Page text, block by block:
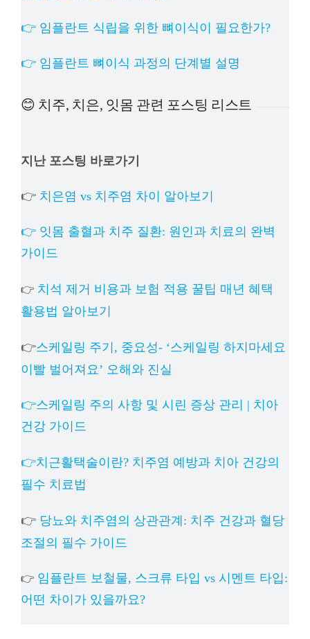
👉 임플란트 식립을 위한 뼈이식이 필요한가?
👉 임플란트 뼈이식 과정의 단계별 설명
😊 치주, 치은, 잇몸 관련 포스팅 리스트
지난 포스팅 바로가기
👉 치은염 vs 치주염 차이 알아보기
👉 잇몸 출혈과 치주 질환: 원인과 치료의 완벽
가이드
👉 치석 제거 비용과 보험 적용 꿀팁 매년 혜택
활용법 알아보기
👉스케일링 주기, 중요성- ‘스케일링 하지마세요
이빨 벌어져요’ 오해와 진실
👉스케일링 주의 사항 및 시린 증상 관리 | 치아
건강 가이드
👉치근활택술이란? 치주염 예방과 치아 건강의
필수 치료법
👉 당뇨와 치주염의 상관관계: 치주 건강과 혈당
조절의 필수 가이드
👉 임플란트 보철물, 스크류 타입 vs 시멘트 타입:
어떤 차이가 있을까요?